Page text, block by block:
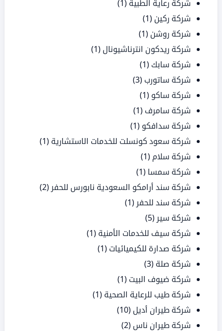
شركة رعاية الطبية (1)
شركة ركين (1)
شركة روشن (1)
شركة ريدكون انترناشيونال (1)
شركة سابك (1)
شركة ساتورب (3)
شركة ساكو (1)
شركة سامرف (1)
شركة سدافكو (1)
شركة سعود كونسلت للخدمات الاستشارية (1)
شركة سلام (1)
شركة سمسا (1)
شركة سند أرامكو السعودية نابورس للحفر (2)
شركة سند للحفر (1)
شركة سير (5)
شركة سيف للخدمات الأمنية (1)
شركة صدارة للكيميائيات (1)
شركة صلة (3)
شركة ضيوف البيت (1)
شركة طيب للرعاية الصحية (1)
شركة طيران أديل (10)
شركة طيران ناس (2)